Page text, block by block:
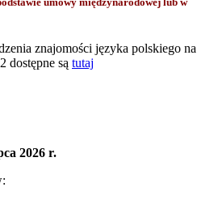
znajomości języka polskiego na
dostępne są tutaj
2026 r.